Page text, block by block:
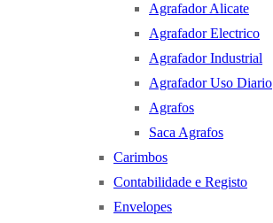
Agrafador Alicate
Agrafador Electrico
Agrafador Industrial
Agrafador Uso Diario
Agrafos
Saca Agrafos
Carimbos
Contabilidade e Registo
Envelopes